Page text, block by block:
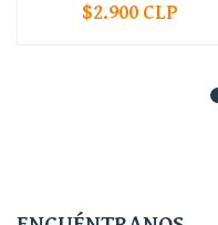
$2.900 CLP